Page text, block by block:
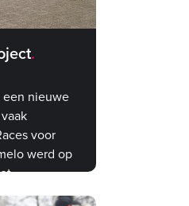
een nieuwe
voor
werd op